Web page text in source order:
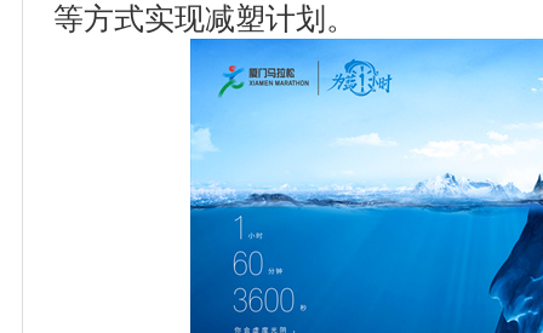
等方式实现减塑计划。